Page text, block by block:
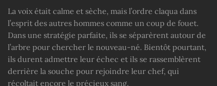
La voix était calme et sèche, mais l’ordre claqua dans
l’esprit des autres hommes comme un coup de fouet.
Dans une stratégie parfaite, ils se séparèrent autour de
l’arbre pour chercher le nouveau-né. Bientôt pourtant,
ils durent admettre leur échec et ils se rassemblèrent
derrière la souche pour rejoindre leur chef, qui
récoltait encore le précieux sang.